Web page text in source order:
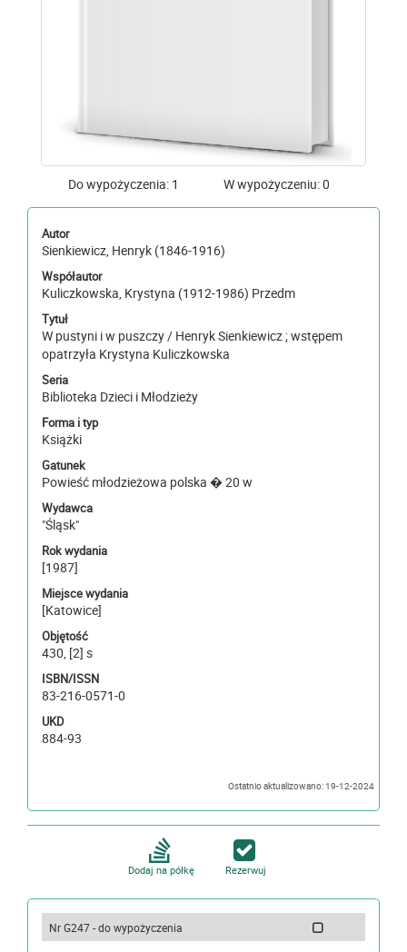
Do wypożyczenia: 1 W wypożyczeniu: 0
Autor
Sienkiewicz, Henryk (1846-1916)
Współautor
Kuliczkowska, Krystyna (1912-1986) Przedm
Tytuł
W pustyni i w puszczy / Henryk Sienkiewicz ; wstępem
opatrzyła Krystyna Kuliczkowska
Seria
Biblioteka Dzieci i Młodzieży
Forma i typ
Książki
Gatunek
Powieść młodzieżowa polska � 20 w
Wydawca
"Śląsk"
Rok wydania
[1987]
Miejsce wydania
[Katowice]
Objętość
430, [2] s
ISBN/ISSN
83-216-0571-0
UKD
884-93
Ostatnio aktualizowano: 19-12-2024
Dodaj na półkę Rezerwuj
Nr G247 - do wypożyczenia